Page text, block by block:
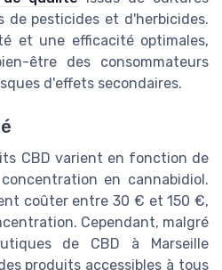
de pesticides et d'herbicides.
et une efficacité optimales,
être des consommateurs
d'effets secondaires.
CBD varient en fonction de
en cannabidiol.
coûter entre 30 € et 150 €,
Cependant, malgré
de CBD à Marseille
produits accessibles à tous